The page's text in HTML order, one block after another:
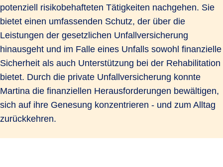
potenziell risikobehafteten Tätigkeiten nachgehen. Sie
bietet einen umfassenden Schutz, der über die
Leistungen der gesetzlichen Unfallversicherung
hinausgeht und im Falle eines Unfalls sowohl finanzielle
Sicherheit als auch Unterstützung bei der Rehabilitation
bietet. Durch die private Unfallversicherung konnte
Martina die finanziellen Herausforderungen bewältigen,
sich auf ihre Genesung konzentrieren - und zum Alltag
zurückkehren.